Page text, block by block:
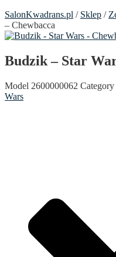
SalonKwadrans.pl / Sklep /
– Chewbacca
Budzik – Star
Model 2600000062 Category
Wars